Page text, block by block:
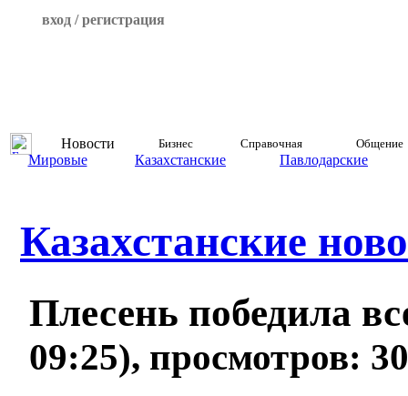
вход / регистрация
Новости Бизнес Справочная Общение
Мировые Казахстанские Павлодарские
Казахстанские
Плесень победила
09:25), просмотров: